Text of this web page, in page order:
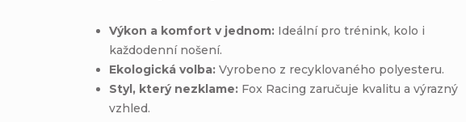
Výkon a komfort v jednom: Ideální pro trénink, kolo i
každodenní nošení.
Ekologická volba: Vyrobeno z recyklovaného polyesteru.
Styl, který nezklame: Fox Racing zaručuje kvalitu a výrazný
vzhled.